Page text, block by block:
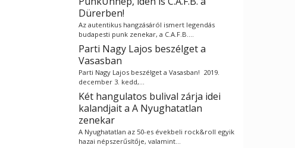
Dürerben!
Az autentikus hangzásáról ismert legendás
budapesti punk zenekar, a C.A.F.B.…
Parti Nagy Lajos beszélget a
Vasasban
Parti Nagy Lajos beszélget a Vasasban! 2019.
december 3. kedd,…
Két hangulatos bulival zárja idei
kalandjait a A Nyughatatlan
zenekar
A Nyughatatlan az 50-es évekbeli rock&roll egyik
hazai népszerűsítője, valamint…